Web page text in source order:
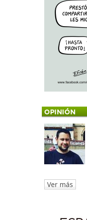
OPINIÓN
Ver más